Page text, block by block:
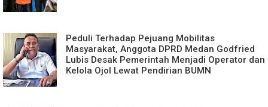
Peduli Terhadap Pejuang Mobilitas
Masyarakat, Anggota DPRD Medan Godfried
Lubis Desak Pemerintah Menjadi Operator dan
Kelola Ojol Lewat Pendirian BUMN